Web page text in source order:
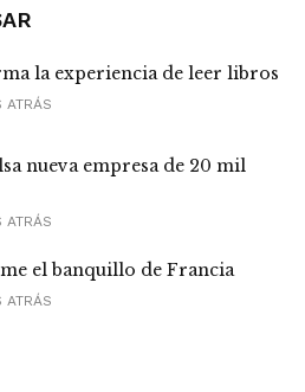
la experiencia de leer libros
nueva empresa de 20 mil
el banquillo de Francia